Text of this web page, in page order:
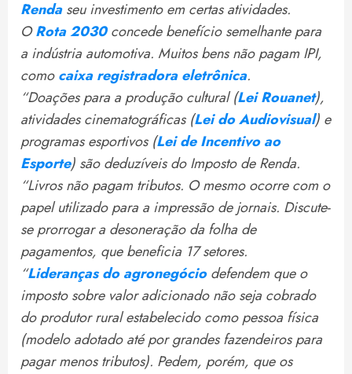
Rendaseu investimento em certas atividades.
ORota 2030concede benefício semelhante para
a indústria automotiva. Muitos bens não pagam IPI,
comocaixa registradora eletrônica.
“Doações para a produção cultural (Lei Rouanet),
atividades cinematográficas (Lei do Audiovisual) e
programas esportivos (Lei de Incentivo ao
Esporte) são deduzíveis do Imposto de Renda.
“Livros não pagam tributos. O mesmo ocorre com o
papel utilizado para a impressão de jornais. Discute-
se prorrogar a desoneração da folha de
pagamentos, que beneficia 17 setores.
“​Lideranças do agronegóciodefendem que o
imposto sobre valor adicionado não seja cobrado
do produtor rural estabelecido como pessoa física
(modelo adotado até por grandes fazendeiros para
pagar menos tributos). Pedem, porém, que os